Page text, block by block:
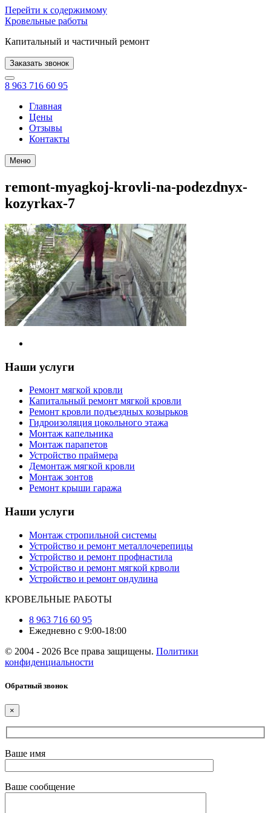
Перейти к содержимому
Кровельные работы
Капитальный и частичный ремонт
Заказать звонок
8 963 716 60 95
Главная
Цены
Отзывы
Контакты
Меню
remont-myagkoj-krovli-na-podezdnyx-
kozyrkax-7
Наши услуги
Ремонт мягкой кровли
Капитальный ремонт мягкой кровли
Ремонт кровли подъездных козырьков
Гидроизоляция цокольного этажа
Монтаж капельника
Монтаж парапетов
Устройство праймера
Демонтаж мягкой кровли
Монтаж зонтов
Ремонт крыши гаража
Наши услуги
Монтаж стропильной системы
Устройство и ремонт металлочерепицы
Устройство и ремонт профнастила
Устройство и ремонт мягкой крволи
Устройство и ремонт ондулина
КРОВЕЛЬНЫЕ РАБОТЫ
8 963 716 60 95
Ежедневно с 9:00-18:00
© 2004 - 2026 Все права защищены. Политики
конфиденциальности
Обратный звонок
×
Ваше имя
Ваше сообщение